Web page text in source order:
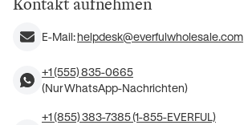
Kontakt aufnehmen
E-Mail:helpdesk@everfulwholesale.com
+1 (555) 835-0665
(Nur WhatsApp-Nachrichten)
+1 (855) 383-7385 (1-855-EVERFUL)